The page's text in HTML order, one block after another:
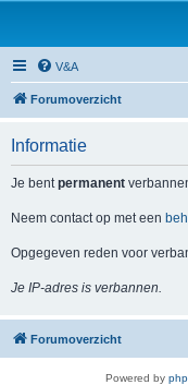
V&A
Forumoverzicht
Informatie
Je bentpermanent
Neem contact op met een
Opgegeven reden voor
Je IP-adres is verbannen.
Forumoverzicht
Powered by